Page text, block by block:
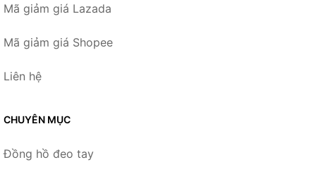
Mã giảm giá Lazada
Mã giảm giá Shopee
Liên hệ
CHUYÊN MỤC
Đồng hồ đeo tay